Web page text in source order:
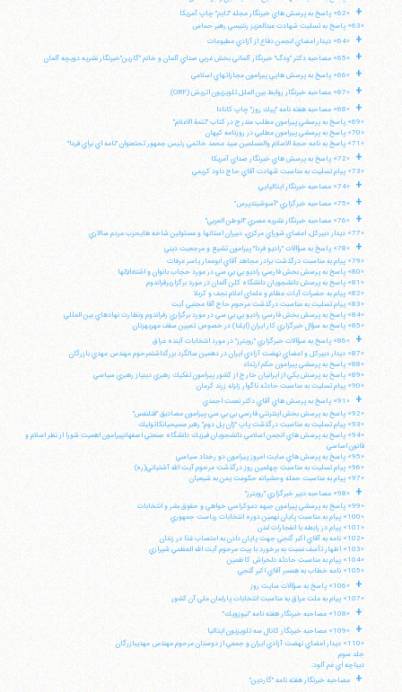
+
«62» پاسخ به پرسش هاي خبرنگار مجله "تايم" چاپ آمريكا
«63» پاسخ به تسليت شهادت عبدالعزيز رنتيسي رهبر حماس
+ «64» ديدار اعضاي انجمن دفاع از آزادي مطبوعات
+ «65» مصاحبه دكتر "ودگ" خبرنگار آلماني بخش غربي صداي آلمان و خانم "گارين"خبرنگار نشريه دويچه آلمان
+ «66» پاسخ به پرسش هايي پيرامون مجازاتهاي اسلامي
+ «67» مصاحبه خبرنگار روابط بين الملل تلويزيون اتريش (ORF)
+
«68» مصاحبه هفته نامه "پيك روز" چاپ كانادا
«69» پاسخ به پرسشي پيرامون مطلب مندرج در كتاب "تتمة الاعلام"
«70» پاسخ به پرسشي پيرامون مطلبي در روزنامه كيهان
«71» پاسخ به نامه حجة الاسلام والمسلمين سيد محمد خاتمي رئيس جمهور تحتعنوان "نامه اي براي فردا"
+
«72» پاسخ به پرسش هاي خبرنگار صداي آمريكا
«73» پيام تسليت به مناسبت شهادت آقاي حاج داود كريمي
+ «74» مصاحبه خبرنگار ايتاليايي
+ «75» مصاحبه خبرگزاري "آسوشيتدپرس"
+
«76» مصاحبه خبرنگار نشريه مصري "الوطن العربي"
«77» ديدار دبيركل، اعضاي شوراي مركزي، دبيران استانها و مسئولين شاخه هايحزب مردم سالاري
+
«78» پاسخ به سؤالات "راديو فردا" پيرامون تشيع و مرجعيت ديني
«79» پيام به مناسبت درگذشت برادر مجاهد آقاي ابوعمار ياسر عرفات
«80» پاسخ به پرسش بخش فارسي راديو بي بي سي در مورد حجاب بانوان و اشتغالآنها
«81» پاسخ به پرسش دانشجويان دانشگاه كلن آلمان در مورد برگزاريرفراندوم
«82» پيام به حضرات آيات عظام و علماي اعلام نجف و كربلا
«83» پيام تسليت به مناسبت درگذشت مرحوم حاج آقا مجتبي آيت
«84» پاسخ به پرسش بخش فارسي راديو بي بي سي در مورد برگزاري رفراندوم ونظارت نهادهاي بين المللي
«85» پاسخ به سؤال خبرگزاري كار ايران (ايلنا) در خصوص تعيين سقف مهريهزنان
+
«86» پاسخ به سؤالات خبرگزاري "رويترز" در مورد انتخابات آينده عراق
«87» ديدار دبيركل و اعضاي نهضت آزادي ايران در دهمين سالگرد بزرگداشتمرحوم مهندس مهدي بازرگان
«88» پاسخ به پرسشي پيرامون حكم ارتداد
«89» پاسخ به پرسش يكي از ايرانيان خارج از كشور پيرامون تفكيك رهبري دينياز رهبري سياسي
«90» پيام تسليت به مناسبت حادثه ناگوار زلزله زرند كرمان
+
«91» پاسخ به پرسش هاي آقاي دكتر نعمت احمدي
«92» پاسخ به پرسش بخش اينترنتي فارسي بي بي سي پيرامون مصاديق "قتلنفس"
«93» پيام تسليت به مناسبت درگذشت پاپ "ژان پل دوم" رهبر مسيحيانكاتوليك
«94» پاسخ به پرسش هاي انجمن اسلامي دانشجويان فيزيك دانشگاه صنعتي اصفهانپيرامون اهميت شورا از نظر اسلام و
قانون اساسي
«95» پاسخ به پرسش هاي سايت امروز پيرامون دو رخداد سياسي
«96» پيام تسليت به مناسبت چهلمين روز درگذشت مرحوم آيت الله آشتياني(ره)
«97» پيام به مناسبت حمله وحشيانه حكومت يمن به شيعيان
+
«98» مصاحبه دبير خبرگزاري "رويترز"
«99» پاسخ به پرسشي پيرامون جبهه دموكراسي خواهي و حقوق بشر و انتخابات
«100» پيام به مناسبت پايان نهمين دوره انتخابات رياست جمهوري
«101» پيام در رابطه با انفجارات لندن
«102» نامه به آقاي اكبر گنجي جهت پايان دادن به اعتصاب غذا در زندان
«103» اظهار تأسف نسبت به برخورد با بيت مرحوم آيت الله العظمي شيرازي
«104» پيام به مناسبت حادثه دلخراش كاظمين
«105» نامه خطاب به همسر آقاي اكبر گنجي
+
«106» پاسخ به سؤالات سايت روز
«107» پيام به ملت عراق به مناسبت انتخابات پارلمان ملي آن كشور
+ «108» مصاحبه خبرنگار هفته نامه "نيوزويك"
+
«109» مصاحبه خبرنگار كانال سه تلويزيون ايتاليا
«110» ديدار اعضاي نهضت آزادي ايران و جمعي از دوستان مرحوم مهندس مهديبازرگان
جلد سوم
ديباچه اي غم آلود:
+ مصاحبه خبرنگار هفته نامه "گاردين"